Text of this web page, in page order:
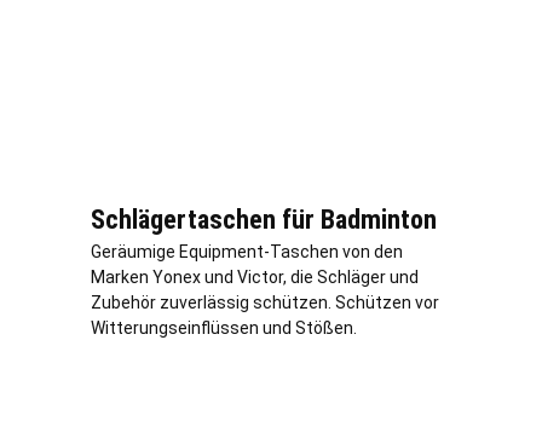
Schlägertaschen für Badminton
Geräumige Equipment-Taschen von den
Marken Yonex und Victor, die Schläger und
Zubehör zuverlässig schützen. Schützen vor
Witterungseinflüssen und Stößen.